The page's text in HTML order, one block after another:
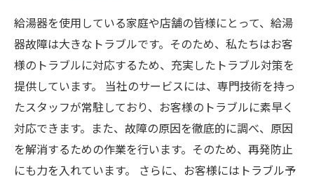
給湯器を使用している家庭や店舗の皆様にとって、給湯
器故障は大きなトラブルです。そのため、私たちはお客
様のトラブルに対応するため、充実したトラブル対策を
提供しています。 当社のサービスには、専門技術を持っ
たスタッフが常駐しており、お客様のトラブルに素早く
対応できます。また、故障の原因を徹底的に調べ、原因
を解消するための作業を行います。そのため、再発防止
にも力を入れています。 さらに、お客様にはトラブル予